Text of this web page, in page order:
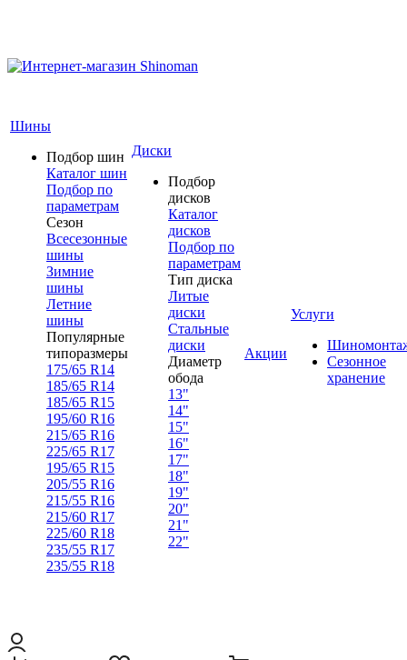
Шины
Подбор шин
Каталог шин
Подбор по
параметрам
Сезон
Всесезонные
шины
Зимние
шины
Летние
шины
Популярные
типоразмеры
175/65 R14
185/65 R14
185/65 R15
195/60 R16
215/65 R16
225/65 R17
195/65 R15
205/55 R16
215/55 R16
215/60 R17
225/60 R18
235/55 R17
235/55 R18
Диски
Подбор
дисков
Каталог
дисков
Подбор по
параметрам
Тип диска
Литые
диски
Стальные
диски
Диаметр
обода
13"
14"
15"
16"
17"
18"
19"
20"
21"
22"
Акции
Услуги
Сезонное
хранение